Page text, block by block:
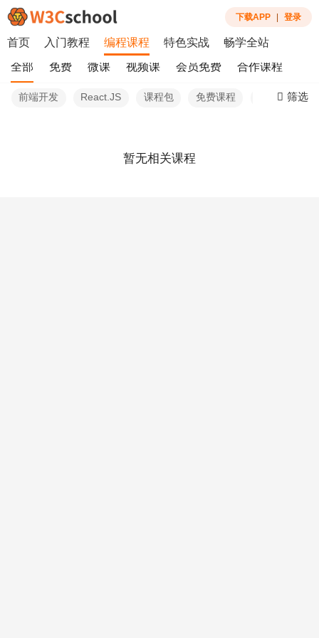
下载APP 登录
首页 入门教程 编程课程 特色实战 畅学全站
全部 免费 微课 视频课 会员免费 合作课程
前端开发 React.JS 课程包 免费课程 筛选
暂无相关课程